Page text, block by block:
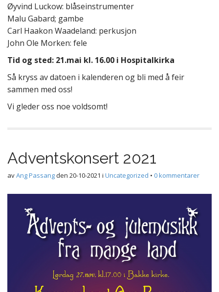
Øyvind Luckow: blåseinstrumenter
Malu Gabard; gambe
Carl Haakon Waadeland: perkusjon
John Ole Morken: fele
Tid og sted: 21.mai kl. 16.00 i Hospitalkirka
Så kryss av datoen i kalenderen og bli med å feir
sammen med oss!
Vi gleder oss noe voldsomt!
Adventskonsert 2021
avAng Passangden 20-10-2021 i Uncategorized • 0 kommentarer